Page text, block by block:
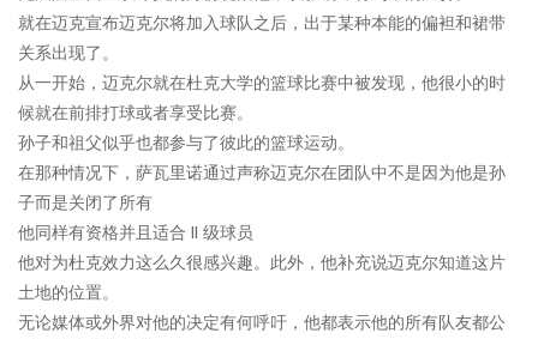
就在迈克宣布迈克尔将加入球队之后，出于某种本能的偏袒和裙带
关系出现了。
从一开始，迈克尔就在杜克大学的篮球比赛中被发现，他很小的时
候就在前排打球或者享受比赛。
孙子和祖父似乎也都参与了彼此的篮球运动。
在那种情况下，萨瓦里诺通过声称迈克尔在团队中不是因为他是孙
子而是关闭了所有
他同样有资格并且适合 II 级球员
他对为杜克效力这么久很感兴趣。此外，他补充说迈克尔知道这片
土地的位置。
无论媒体或外界对他的决定有何呼吁，他都表示他的所有队友都公